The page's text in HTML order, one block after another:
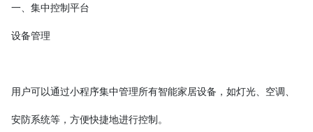
一、集中控制平台
设备管理
用户可以通过小程序集中管理所有智能家居设备，如灯光、空调、
安防系统等，方便快捷地进行控制。